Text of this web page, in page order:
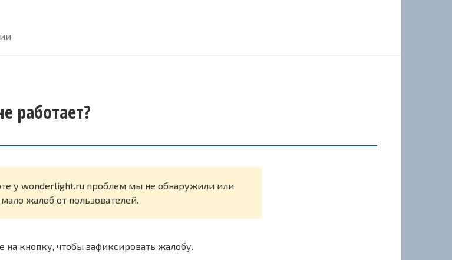
работает?
у wonderlight.ru проблем мы не обнаружили или
жалоб от пользователей.
на кнопку, чтобы зафиксировать жалобу.